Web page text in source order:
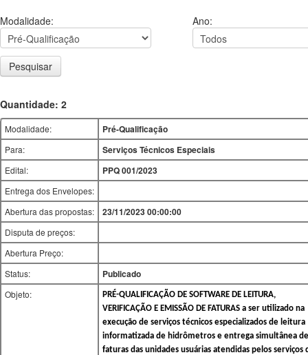
Modalidade: Ano:
Pesquisar
Quantidade: 2
Modalidade: Pré-Qualificação
Para: Serviços Técnicos Especiais
Edital: PPQ 001/2023
Entrega dos Envelopes:
Abertura das propostas:
23/11/2023 00:00:00
Disputa de preços:
Abertura Preço:
Status:
Publicado
Objeto:
PRÉ-QUALIFICAÇÃO DE SOFTWARE DE LEITURA,
VERIFICAÇÃO E EMISSÃO DE FATURAS a ser utilizado na
execução de serviços técnicos especializados de leitura
informatizada de hidrômetros e entrega simultânea de
faturas das unidades usuárias atendidas pelos serviços